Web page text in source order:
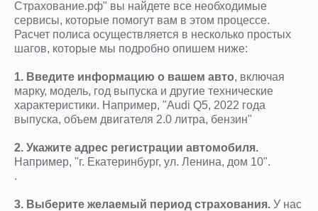
Страхование.рф" вы найдете все необходимые
сервисы, которые помогут вам в этом процессе.
Расчет полиса осуществляется в несколько простых
шагов, которые мы подробно опишем ниже:
1. Введите информацию о вашем авто, включая
марку, модель, год выпуска и другие технические
характеристики. Например, "Audi Q5, 2022 года
выпуска, объем двигателя 2.0 литра, бензин"
2. Укажите адрес регистрации автомобиля.
Например, "г. Екатеринбург, ул. Ленина, дом 10".
.
3. Выберите желаемый период страхования. У нас